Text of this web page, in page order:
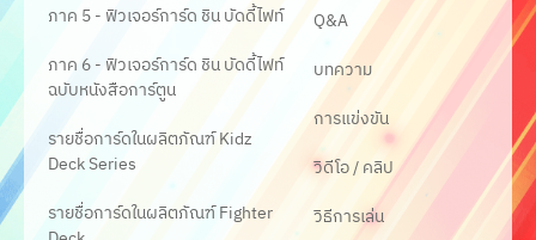
ภาค 5 - ฟิวเจอร์การ์ด ชิน บัดดี้ไฟท์
ภาค 6 - ฟิวเจอร์การ์ด ชิน บัดดี้ไฟท์
ฉบับหนังสือการ์ตูน
รายชื่อการ์ดในผลิตภัณฑ์ Kidz
Deck Series
รายชื่อการ์ดในผลิตภัณฑ์ Fighter
Q&A
บทความ
การแข่งขัน
วิดีโอ / คลิป
วิธีการเล่น